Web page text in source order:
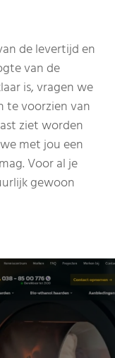
de levertijd en
van de
is, vragen we
te voorzien van
ziet worden
met jou een
Voor al je
gewoon